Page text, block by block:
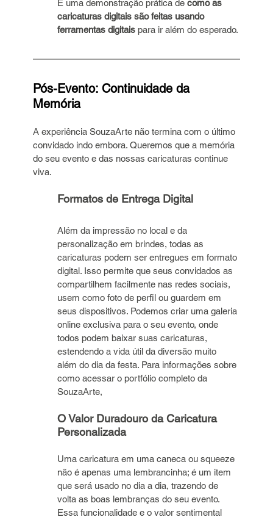
É uma demonstração prática de como as
caricaturas digitais são feitas usando
ferramentas digitais para ir além do esperado.
Pós-Evento: Continuidade da
Memória
A experiência SouzaArte não termina com o último
convidado indo embora. Queremos que a memória
do seu evento e das nossas caricaturas continue
viva.
Formatos de Entrega Digital
Além da impressão no local e da
personalização em brindes, todas as
caricaturas podem ser entregues em formato
digital. Isso permite que seus convidados as
compartilhem facilmente nas redes sociais,
usem como foto de perfil ou guardem em
seus dispositivos. Podemos criar uma galeria
online exclusiva para o seu evento, onde
todos podem baixar suas caricaturas,
estendendo a vida útil da diversão muito
além do dia da festa. Para informações sobre
como acessar o portfólio completo da
SouzaArte,
O Valor Duradouro da Caricatura
Personalizada
Uma caricatura em uma caneca ou squeeze
não é apenas uma lembrancinha; é um item
que será usado no dia a dia, trazendo de
volta as boas lembranças do seu evento.
Essa funcionalidade e o valor sentimental